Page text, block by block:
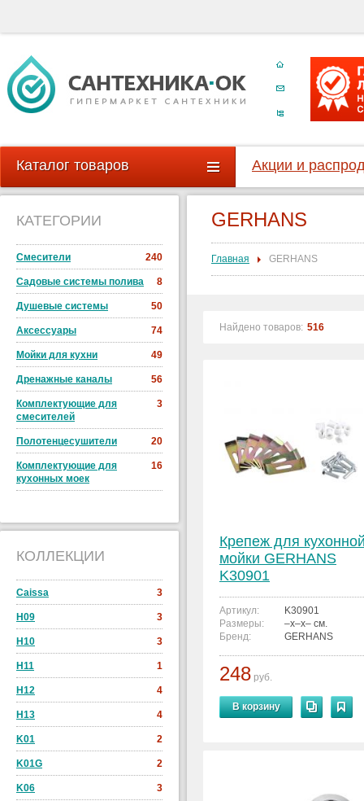
Каталог товаров Акции и
КАТЕГОРИИ
240
Смесители
8
Садовые системы полива
50
Душевые системы
74
Аксессуары
49
Мойки для кухни
56
Дренажные каналы
3
Комплектующие для
смесителей
20
Полотенцесушители
16
Комплектующие для
кухонных моек
КОЛЛЕКЦИИ
3
Caissa
3
H09
3
H10
1
H11
4
H12
4
H13
2
K01
2
K01G
3
K06
GERHANS
Главная GERHANS
Найдено товаров: 516
Крепеж для
мойки GERHANS
K30901
Артикул:
K30901
Размеры:
–x–x– см.
Бренд:
GERHANS
248 руб.
В корзину